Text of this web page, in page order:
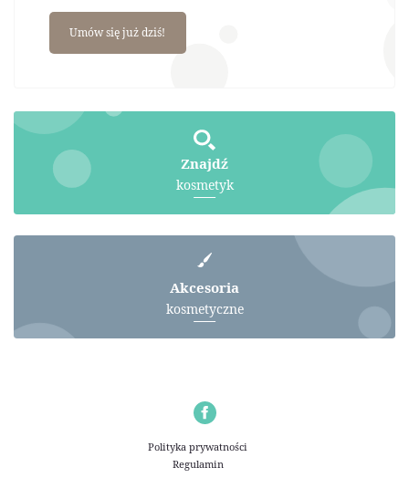
Umów się już dziś!
Znajdź
kosmetyk
Akcesoria
kosmetyczne
Polityka prywatności
Regulamin